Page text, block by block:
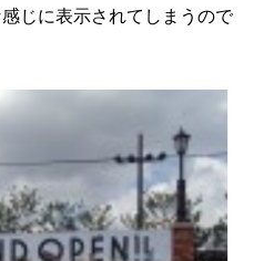
じに表示されてしまうので